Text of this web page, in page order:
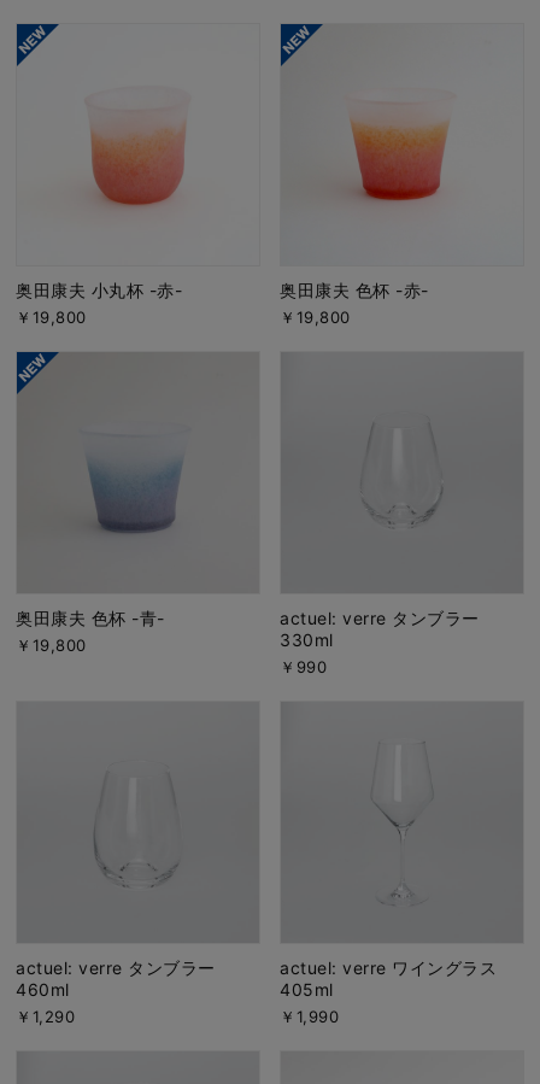
奥田康夫 小丸杯 -赤-
￥19,800
奥田康夫 色杯 -赤-
￥19,800
奥田康夫 色杯 -青-
￥19,800
actuel: verre タンブラー
330ml
￥990
actuel: verre タンブラー
460ml
￥1,290
actuel: verre ワイングラス
405ml
￥1,990